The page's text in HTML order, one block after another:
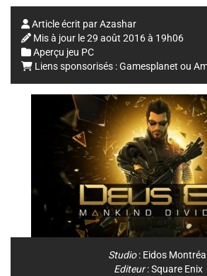
Article écrit parAzashar
Mis à jour le29 août 2016 à 19h06
Aperçu jeu PC
Liens sponsorisés :Gamesplanet ou
Studio: Eidos Montréal
Editeur:Square Enix